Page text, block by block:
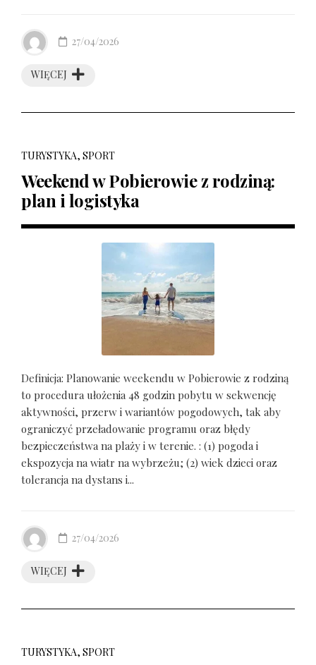
WIĘCEJ
27/04/2026
TURYSTYKA, SPORT
Weekend w Pobierowie z rodziną:
plan i logistyka
Definicja: Planowanie weekendu w Pobierowie z rodziną
to procedura ułożenia 48 godzin pobytu w sekwencję
aktywności, przerw i wariantów pogodowych, tak aby
ograniczyć przeładowanie programu oraz błędy
bezpieczeństwa na plaży i w terenie. : (1) pogoda i
ekspozycja na wiatr na wybrzeżu; (2) wiek dzieci oraz
tolerancja na dystans i...
WIĘCEJ
27/04/2026
TURYSTYKA, SPORT